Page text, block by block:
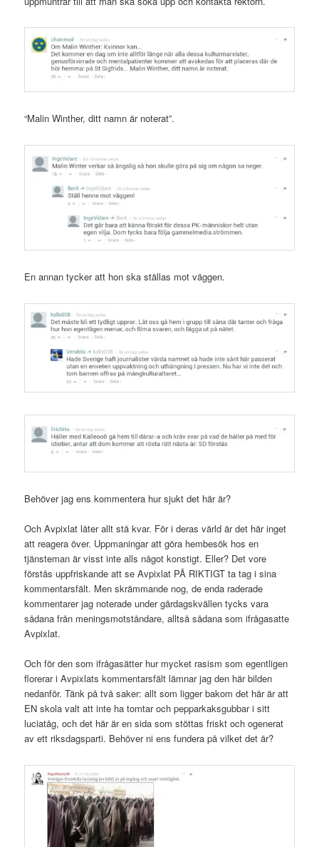
“Malin Winther, ditt namn är noterat”.
En annan tycker att hon ska ställas mot väggen.
Behöver jag ens kommentera hur sjukt det här är?
Och Avpixlat låter allt stå kvar. För i deras värld är det här inget
att reagera över. Uppmaningar att göra hembesök hos en
tjänsteman är visst inte alls något konstigt. Eller? Det vore
förstås uppfriskande att se Avpixlat PÅ RIKTIGT ta tag i sina
kommentarsfält. Men skrämmande nog, de enda raderade
kommentarer jag noterade under gårdagskvällen tycks vara
sådana från meningsmotståndare, alltså sådana som ifrågasatte
Avpixlat.
Och för den som ifrågasätter hur mycket rasism som egentligen
florerar i Avpixlats kommentarsfält lämnar jag den här bilden
nedanför. Tänk på två saker: allt som ligger bakom det här är att
EN skola valt att inte ha tomtar och pepparkaksgubbar i sitt
luciatåg, och det här är en sida som stöttas friskt och ogenerat
av ett riksdagsparti. Behöver ni ens fundera på vilket det är?